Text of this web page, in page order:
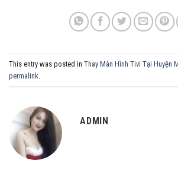
This entry was posted in Thay Màn Hình Tivi Tại Huyện
permalink
ADMIN